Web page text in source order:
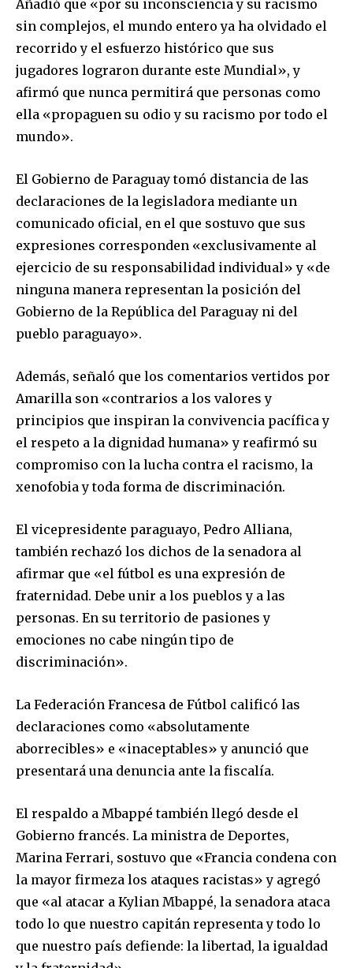
Join our community of
conversation.
To subscribe, simply enter your email address on our website
or click the subscribe button below. Don't worry, we respect
your privacy and won't spam your inbox. Your information is
SUBSCRIBE
I've read and accept thePrivacy Policy.
Añadió que «por su inconsciencia y su racismo
sin complejos, el mundo entero ya ha olvidado el
recorrido y el esfuerzo histórico que sus
jugadores lograron durante este Mundial», y
afirmó que nunca permitirá que personas como
ella «propaguen su odio y su racismo por todo el
mundo».
El Gobierno de Paraguay tomó distancia de las
declaraciones de la legisladora mediante un
comunicado oficial, en el que sostuvo que sus
expresiones corresponden «exclusivamente al
ejercicio de su responsabilidad individual» y «de
ninguna manera representan la posición del
Gobierno de la República del Paraguay ni del
pueblo paraguayo».
Además, señaló que los comentarios vertidos por
Amarilla son «contrarios a los valores y
principios que inspiran la convivencia pacífica y
el respeto a la dignidad humana» y reafirmó su
compromiso con la lucha contra el racismo, la
xenofobia y toda forma de discriminación.
El vicepresidente paraguayo, Pedro Alliana,
también rechazó los dichos de la senadora al
afirmar que «el fútbol es una expresión de
fraternidad. Debe unir a los pueblos y a las
personas. En su territorio de pasiones y
emociones no cabe ningún tipo de
discriminación».
La Federación Francesa de Fútbol calificó las
declaraciones como «absolutamente
aborrecibles» e «inaceptables» y anunció que
presentará una denuncia ante la fiscalía.
El respaldo a Mbappé también llegó desde el
Gobierno francés. La ministra de Deportes,
Marina Ferrari, sostuvo que «Francia condena con
la mayor firmeza los ataques racistas» y agregó
que «al atacar a Kylian Mbappé, la senadora ataca
todo lo que nuestro capitán representa y todo lo
que nuestro país defiende: la libertad, la igualdad